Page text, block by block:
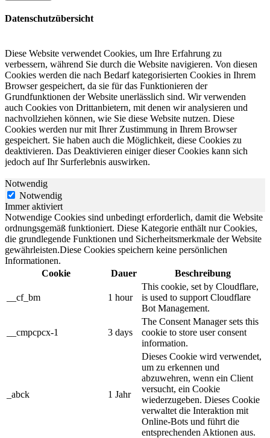
Datenschutzübersicht
Diese Website verwendet Cookies, um Ihre Erfahrung zu
verbessern, während Sie durch die Website navigieren. Von diesen
Cookies werden die nach Bedarf kategorisierten Cookies in Ihrem
Browser gespeichert, da sie für das Funktionieren der
Grundfunktionen der Website unerlässlich sind. Wir verwenden
auch Cookies von Drittanbietern, mit denen wir analysieren und
nachvollziehen können, wie Sie diese Website nutzen. Diese
Cookies werden nur mit Ihrer Zustimmung in Ihrem Browser
gespeichert. Sie haben auch die Möglichkeit, diese Cookies zu
deaktivieren. Das Deaktivieren einiger dieser Cookies kann sich
jedoch auf Ihr Surferlebnis auswirken.
Notwendig
Notwendig
Immer aktiviert
Notwendige Cookies sind unbedingt erforderlich, damit die Website
ordnungsgemäß funktioniert. Diese Kategorie enthält nur Cookies,
die grundlegende Funktionen und Sicherheitsmerkmale der Website
gewährleisten.Diese Cookies speichern keine persönlichen
Informationen.
Cookie
Dauer Beschreibung
__cf_bm 1 hour
This cookie, set by Cloudflare,
is used to support Cloudflare
Bot Management.
__cmpcpcx-1 3 days
The Consent Manager sets this
cookie to store user consent
information.
_abck 1 Jahr
Dieses Cookie wird verwendet,
um zu erkennen und
abzuwehren, wenn ein Client
versucht, ein Cookie
wiederzugeben. Dieses Cookie
verwaltet die Interaktion mit
Online-Bots und führt die
entsprechenden Aktionen aus.